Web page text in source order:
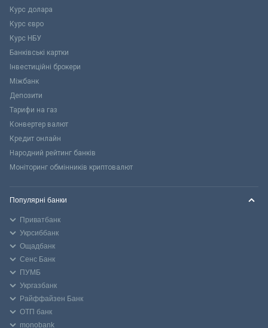
Курс долара
Курс євро
Курс НБУ
Банківські картки
Інвестиційні брокери
Міжбанк
Депозити
Тарифи на газ
Конвертер валют
Кредит онлайн
Народний рейтинг банків
Моніторинг обмінників криптовалют
Популярні банки
Приватбанк
Укрсиббанк
Ощадбанк
Сенс Банк
ПУМБ
Укргазбанк
Райффайзен Банк
ОТП банк
monobank